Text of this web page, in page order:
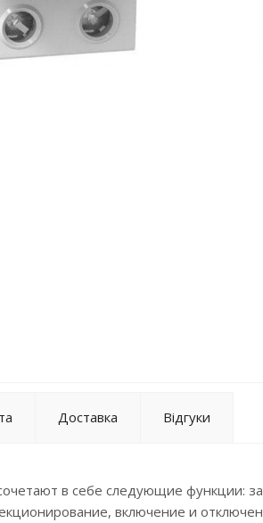
Доставка Відгуки
в себе следующие функции:
включение и